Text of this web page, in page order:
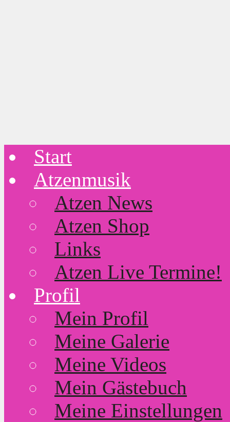
Start
Atzenmusik
Atzen News
Atzen Shop
Links
Atzen Live Termine!
Profil
Mein Profil
Meine Galerie
Meine Videos
Mein Gästebuch
Meine Einstellungen